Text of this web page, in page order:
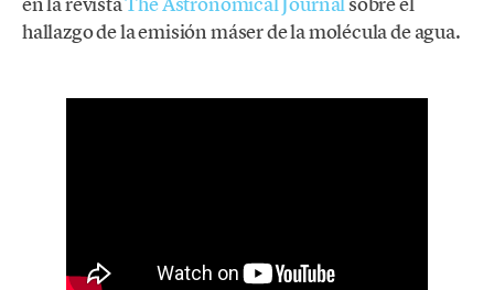
hallazgo de la emisión máser de la molécula de agua.